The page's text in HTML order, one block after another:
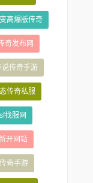
高爆版传奇
奇发布网
说传奇手游
传奇私服
找服网
开网站
奇手游